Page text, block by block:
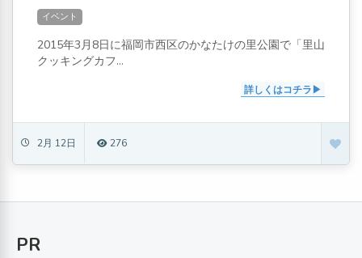
イベント
2015年3月8日に福岡市西区のかなたけの里公園で「里山
クッキングカフ...
詳しくはコチラ
2月 12日 276
PR